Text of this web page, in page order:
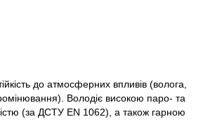
до атмосферних впливів (волога,
Володіє високою паро- та
(за ДСТУ EN 1062), а також гарною